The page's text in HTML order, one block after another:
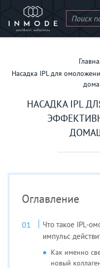
Насадка IPL для
НАСАДКА IPL
Оглавление
Что такое IPL-
импульс
Как именно
новый